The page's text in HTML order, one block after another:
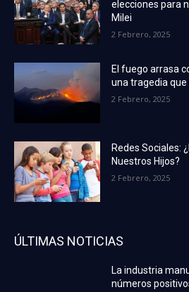
elecciones para
Milei
2 Febrero, 2025
El fuego arrasa
una tragedia
2 Febrero, 2025
Redes Sociales:
Nuestros Hijos?
2 Febrero, 2025
ÚLTIMAS NOTICIAS
La industria
números